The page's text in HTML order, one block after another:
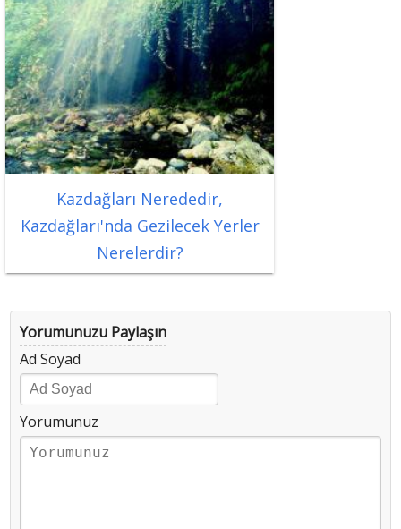
Kazdağları Nerededir,
Kazdağları'nda Gezilecek Yerler
Nerelerdir?
Yorumunuzu Paylaşın
Ad Soyad
Yorumunuz